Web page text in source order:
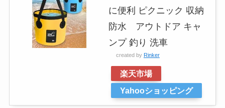
に便利 ピクニック 収納
防水 アウトドア キャ
ンプ 釣り 洗車
created by Rinker
楽天市場
Yahooショッピング